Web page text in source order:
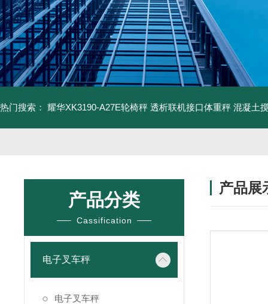
热门搜索： 耀华XK3190-A27E轮椅秤 透析联机接口体重秤 混凝土
产品分类
Cassification
电子叉车秤
电子叉车秤
产品展